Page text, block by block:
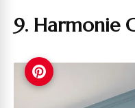
9. Harmonie